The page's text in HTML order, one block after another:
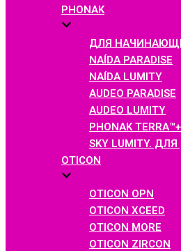
PHONAK
ДЛЯ
NAÍDA PARADISE
NAÍDA LUMITY
AUDEO PARADISE
AUDEO LUMITY
PHONAK
SKY LUMITY.
OTICON
OTICON OPN
OTICON XCEED
OTICON MORE
OTICON ZIRCON